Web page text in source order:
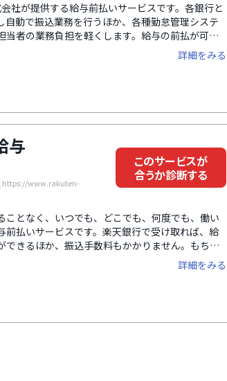
社が提供する給与前払いサービスです。各銀行と
動で振込業務を行うほか、各種勤怠管理システ
者の業務負担を軽くします。給与の前払が可能
員の定着率向上にもつながります。さらに、SSLに
管理者以外の操作履歴の閲覧が可能といったセキ
を確保しています。福利厚生サービスの一つと
などのメディアにも多数取り上げられ注目され
詳細をみる
与
https://www.rakuten-
このサービスが
合うか診断する
となく、いつでも、どこでも、何度でも、働い
払いサービスです。楽天銀行で受け取れば、給
きるほか、振込手数料もかかりません。もちろ
り可能です。「立替型」や「貸付型」とは異な
行口座に振り込まれるため、給与支払いの原則に
ります。また、導入・運用に際して企業や従業
設置するなど、万全のフォロー体制を整えてい
詳細をみる